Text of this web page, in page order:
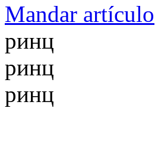
Mandar artículo
ринц
ринц
ринц